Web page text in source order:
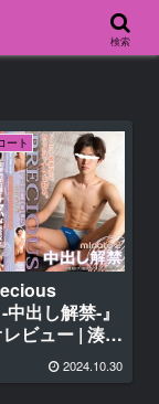
ト
出し解禁-』
ビュー | 湊・
2024.10.30
検索